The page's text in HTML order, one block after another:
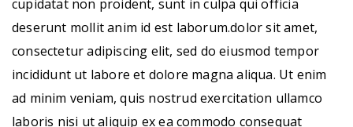
cupidatat non proident, sunt in culpa qui officia
deserunt mollit anim id est laborum.dolor sit amet,
consectetur adipiscing elit, sed do eiusmod tempor
incididunt ut labore et dolore magna aliqua. Ut enim
ad minim veniam, quis nostrud exercitation ullamco
laboris nisi ut aliquip ex ea commodo consequat